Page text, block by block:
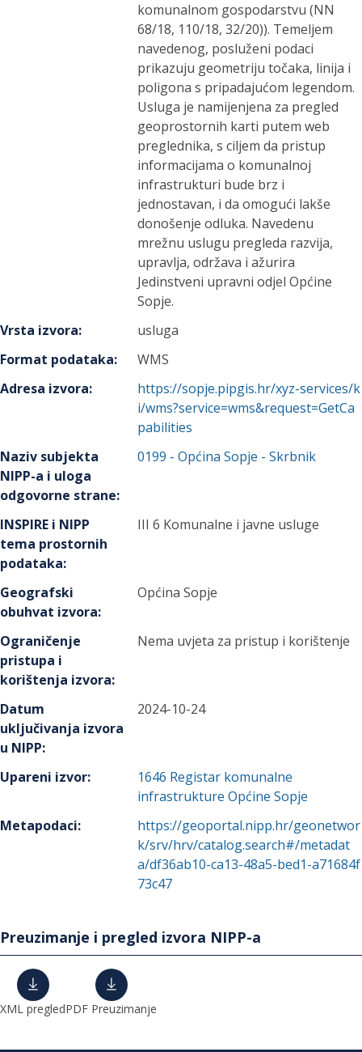
komunalnom gospodarstvu (NN
68/18, 110/18, 32/20)). Temeljem
navedenog, posluženi podaci
prikazuju geometriju točaka, linija i
poligona s pripadajućom legendom.
Usluga je namijenjena za pregled
geoprostornih karti putem web
preglednika, s ciljem da pristup
informacijama o komunalnoj
infrastrukturi bude brz i
jednostavan, i da omogući lakše
donošenje odluka. Navedenu
mrežnu uslugu pregleda razvija,
upravlja, održava i ažurira
Jedinstveni upravni odjel Općine
Sopje.
Vrsta izvora:
usluga
Format podataka:
WMS
Adresa izvora:
https://sopje.pipgis.hr/xyz-services/k
i/wms?service=wms&request=GetCa
pabilities
Naziv subjekta
NIPP-a i uloga
odgovorne strane:
0199 -Općina Sopje - Skrbnik
INSPIRE i NIPP
tema prostornih
podataka:
III 6 Komunalne i javne usluge
Geografski
obuhvat izvora:
Općina Sopje
Ograničenje
pristupa i
korištenja izvora:
Nema uvjeta za pristup i korištenje
Datum
uključivanja izvora
u NIPP:
2024-10-24
Upareni izvor: 1646 Registar komunalne
infrastrukture Općine Sopje
Metapodaci:
https://geoportal.nipp.hr/geonetwor
k/srv/hrv/catalog.search#/metadat
a/df36ab10-ca13-48a5-bed1-a71684f
73c47
Preuzimanje i pregled izvora NIPP-a
XML pregledPDF Preuzimanje